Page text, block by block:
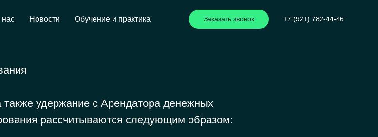
Новости Обучение и практика Заказать звонок +7 (921) 782-44-46
удержание с Арендатора денежных
рассчитываются следующим образом: